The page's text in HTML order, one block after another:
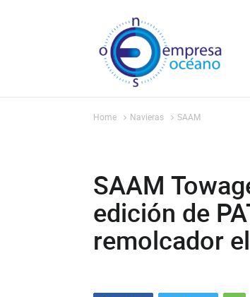
Home Navieras SAAM
SAAM
edición de
remolcador